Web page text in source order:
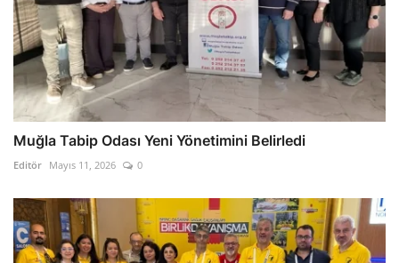
Muğla Tabip Odası Yeni Yönetimini Belirledi
Editör Mayıs 11, 2026 0